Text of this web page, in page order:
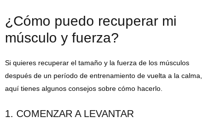
¿Cómo puedo recuperar mi
músculo y fuerza?
Si quieres recuperar el tamaño y la fuerza de los músculos
después de un período de entrenamiento de vuelta a la calma,
aquí tienes algunos consejos sobre cómo hacerlo.
1. COMENZAR A LEVANTAR